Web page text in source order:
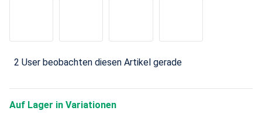
2 User beobachten diesen Artikel gerade
Auf Lager in Variationen